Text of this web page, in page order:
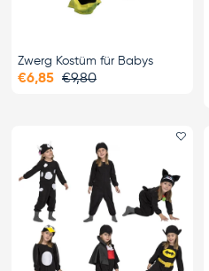
Zwerg Kostüm für Babys
€6,85 €9,80